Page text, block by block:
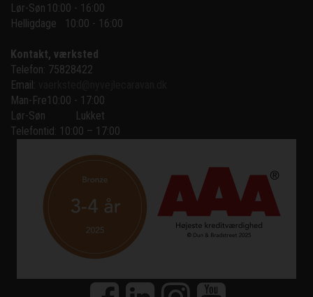
Lør-Søn 10:00 - 16:00
Helligdage   10:00 - 16:00
Kontakt, værksted
Telefon: 75828422
Email:
Man-Fre10:00 - 17:00
Lør-Søn
Lukket
Telefontid: 10:00 – 17:00